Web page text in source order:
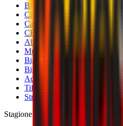
Biglietti Partite Maschile
Club 1899 Premium Hospitality
Cambio Nominativo
CRN Card
Abbonamenti
Museo Mondo Milan
Biglietti Partite Femminile
Biglietti Partite Milan Futuro
Accrediti
Tifosi con disabilità
Striscioni
Stagione